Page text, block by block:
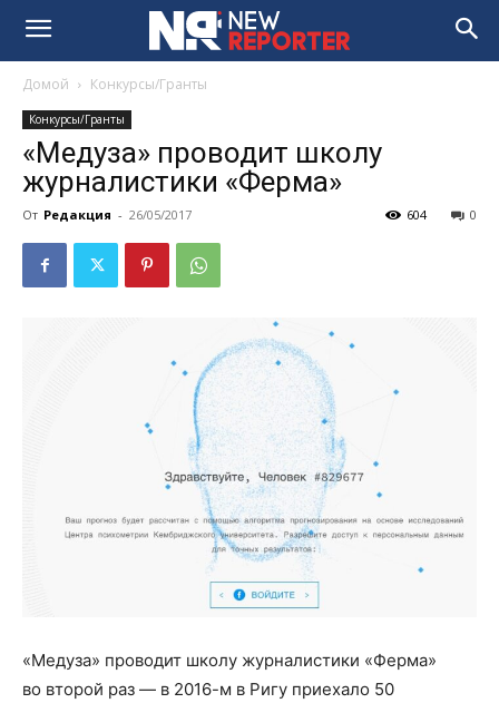
Домой Конкурсы/Гранты
Конкурсы/Гранты
«Медуза» проводит школу
журналистики «Ферма»
От Редакция - 26/05/2017 0
604
«Медуза» проводит школу журналистики «Ферма»
во второй раз — в 2016-м в Ригу приехало 50